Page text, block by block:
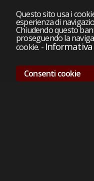
Questo sito usa i
esperienza di
Chiudendo questo
proseguendo la
cookie. - Informativa
Consenti cookie